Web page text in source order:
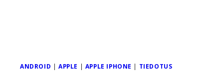
ANDROID | APPLE | APPLE IPHONE | TIEDOTUS